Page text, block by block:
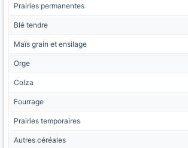
Prairies permanentes
Blé tendre
Maïs grain et ensilage
Orge
Colza
Fourrage
Prairies temporaires
Autres céréales